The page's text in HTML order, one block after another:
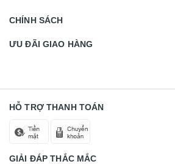
CHÍNH SÁCH
ƯU ĐÃI GIAO HÀNG
HỖ TRỢ THANH TOÁN
GIẢI ĐÁP THẮC MẮC